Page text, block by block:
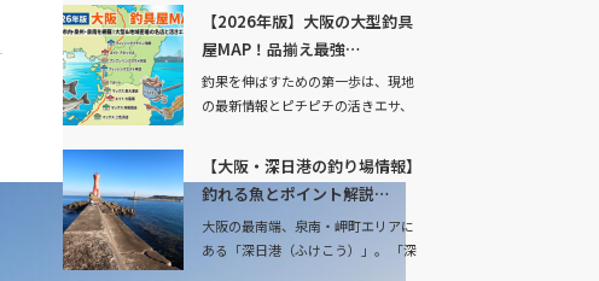
【2026年版】大阪の大型釣具
屋MAP！品揃え最強…
釣果を伸ばすための第一歩は、現地
の最新情報とピチピチの活きエサ、
【大阪・深日港の釣り場情報】
釣れる魚とポイント解説…
大阪の最南端、泉南・岬町エリアに
ある「深日港（ふけこう）」。 「深